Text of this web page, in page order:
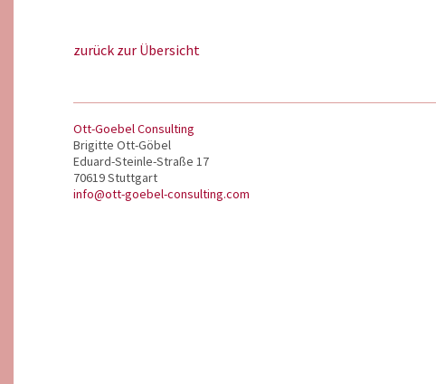
zurück zur Übersicht
Ott-Goebel Consulting
Brigitte Ott-Göbel
Eduard-Steinle-Straße 17
70619 Stuttgart
info@ott-goebel-consulting.com